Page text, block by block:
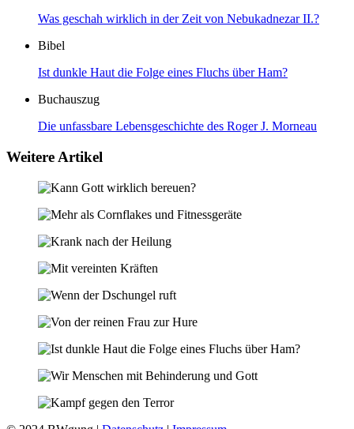
Was geschah wirklich in der Zeit von Nebukadnezar II.?
Bibel
Ist dunkle Haut die Folge eines Fluchs über Ham?
Buchauszug
Die unfassbare Lebensgeschichte des Roger J. Morneau
Weitere Artikel